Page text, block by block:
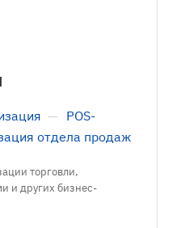
— POS-
отдела продаж
торговли,
и других бизнес-